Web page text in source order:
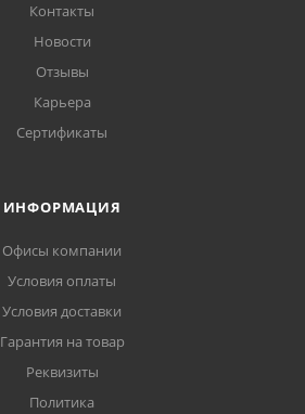
Контакты
Новости
Отзывы
Карьера
Сертификаты
ИНФОРМАЦИЯ
Офисы компании
Условия оплаты
Условия доставки
Гарантия на товар
Реквизиты
Политика